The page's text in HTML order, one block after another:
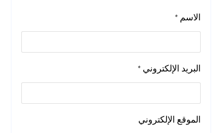
الاسم*
البريد الإلكتروني*
الموقع الإلكتروني